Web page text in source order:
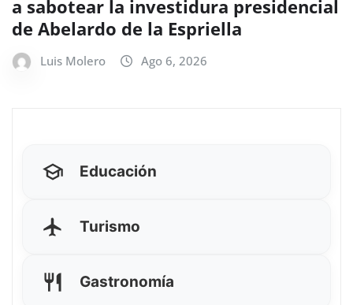
a sabotear la investidura presidencial
de Abelardo de la Espriella
Luis Molero Ago 6, 2026
Educación
Turismo
Gastronomía